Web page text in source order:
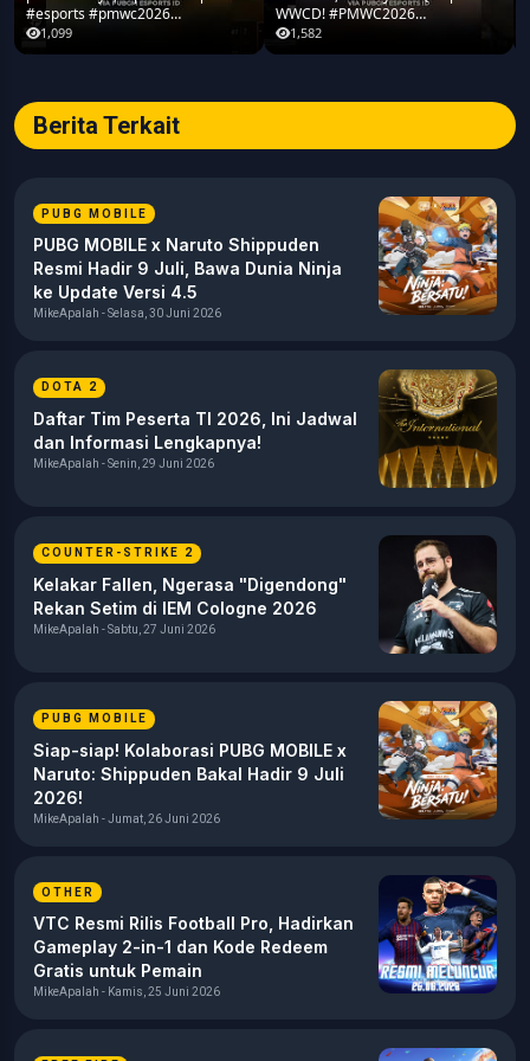
#esports #pmwc2026
#pubgmobile #teamrrq
1,099
WWCD! #PMWC2026
#pubgmobile #teamrrq
1,582
Berita Terkait
PUBG MOBILE
PUBG MOBILE x Naruto Shippuden
Resmi Hadir 9 Juli, Bawa Dunia Ninja
ke Update Versi 4.5
MikeApalah - Selasa, 30 Juni 2026
DOTA 2
Daftar Tim Peserta TI 2026, Ini Jadwal
dan Informasi Lengkapnya!
MikeApalah - Senin, 29 Juni 2026
COUNTER-STRIKE 2
Kelakar Fallen, Ngerasa "Digendong"
Rekan Setim di IEM Cologne 2026
MikeApalah - Sabtu, 27 Juni 2026
PUBG MOBILE
Siap-siap! Kolaborasi PUBG MOBILE x
Naruto: Shippuden Bakal Hadir 9 Juli
2026!
MikeApalah - Jumat, 26 Juni 2026
OTHER
VTC Resmi Rilis Football Pro, Hadirkan
Gameplay 2-in-1 dan Kode Redeem
Gratis untuk Pemain
MikeApalah - Kamis, 25 Juni 2026